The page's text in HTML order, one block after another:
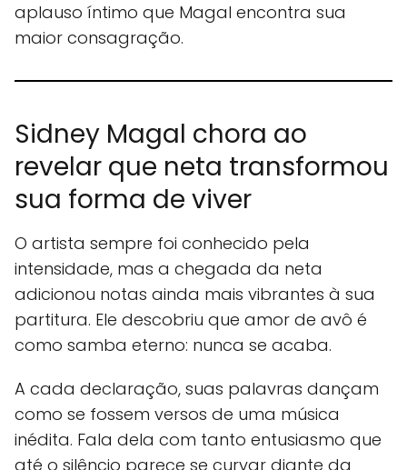
aplauso íntimo que Magal encontra sua
maior consagração.
Sidney Magal chora ao
revelar que neta transformou
sua forma de viver
O artista sempre foi conhecido pela
intensidade, mas a chegada da neta
adicionou notas ainda mais vibrantes à sua
partitura. Ele descobriu que amor de avô é
como samba eterno: nunca se acaba.
A cada declaração, suas palavras dançam
como se fossem versos de uma música
inédita. Fala dela com tanto entusiasmo que
até o silêncio parece se curvar diante da